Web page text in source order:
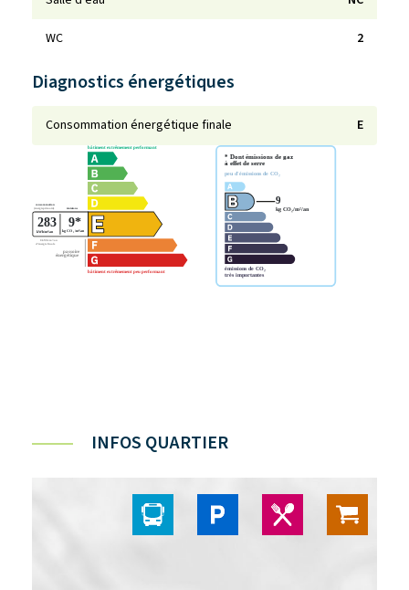
WC 2
Diagnostics énergétiques
Consommation énergétique finale E
INFOS QUARTIER